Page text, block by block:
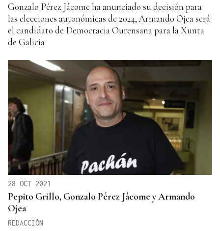
Gonzalo Pérez Jácome ha anunciado su decisión para
las elecciones autonómicas de 2024, Armando Ojea será
el candidato de Democracia Ourensana para la Xunta
de Galicia
28 OCT 2021
Pepito Grillo, Gonzalo Pérez Jácome y Armando
Ojea
REDACCIÓN